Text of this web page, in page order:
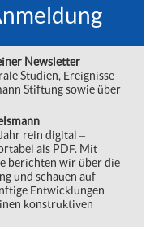
Newsletter
Studien, Ereignisse
Stiftung sowie über
rein digital ‒
als PDF. Mit
berichten wir über die
und schauen auf
Entwicklungen
konstruktiven